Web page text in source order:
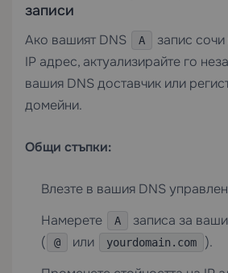
записи
Ако вашият DNS A
запис
IP адрес, актуализирайте го
вашия DNS доставчик или
домейни.
Общи стъпки:
Влезте в вашия DNS
Намерете
A
записа за
(
@ или yourdomain.com
).